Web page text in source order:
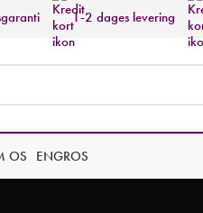
1-2 dages levering
OS ENGROS